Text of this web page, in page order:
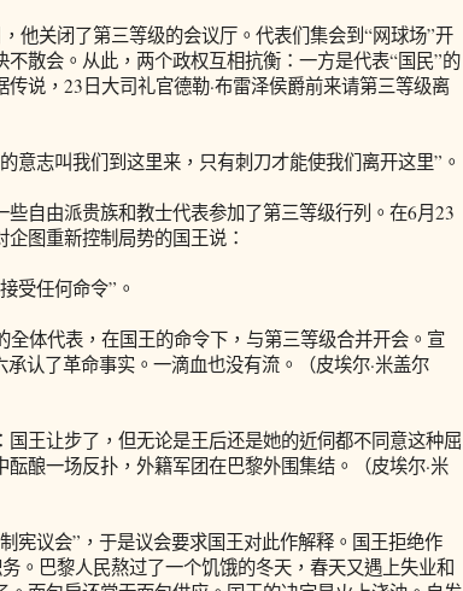
关闭了第三等级的会议厅。代表们集会到“网球场”开
散会。从此，两个政权互相抗衡：一方是代表“国民”的
说，23日大司礼官德勒·布雷泽侯爵前来请第三等级离
志叫我们到这里来，只有刺刀才能使我们离开这里”。
自由派贵族和教士代表参加了第三等级行列。在6月23
图重新控制局势的国王说：
任何命令”。
体代表，在国王的命令下，与第三等级合并开会。宣
认了革命事实。一滴血也没有流。（皮埃尔·米盖尔
王让步了，但无论是王后还是她的近伺都不同意这种屈
酿一场反扑，外籍军团在巴黎外围集结。（皮埃尔·米
议会”，于是议会要求国王对此作解释。国王拒绝作
。巴黎人民熬过了一个饥饿的冬天，春天又遇上失业和